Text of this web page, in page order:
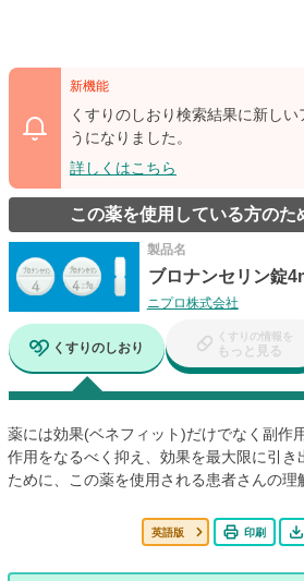
新機能
くすりのしおり検索結果に新し
うになりました。
詳しくはこちら
この薬を使用している方のた
製品名
ブロナンセリン錠
ニプロ株式会社
くすりのしおり
くすりの情報を
もっと見る
薬には効果(ベネフィット)だけでなく副作
作用をなるべく抑え、効果を最大限に引
ために、この薬を使用される患者さんの理
英語版 印刷